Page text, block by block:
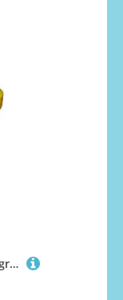
Play-Doh Gemischte Tonne, große Tonne mit verschiedenen Knetfarben für Kinder ab 2 Jahren, 1246 g F4684 Mehrfarbig